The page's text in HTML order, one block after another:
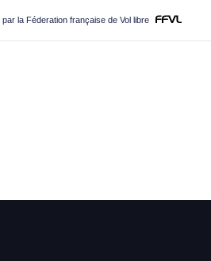
la Féderation française de Vol libre